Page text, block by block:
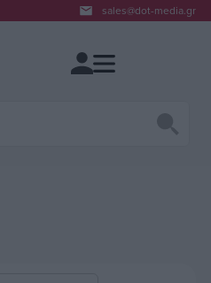
sales@dot-media.gr